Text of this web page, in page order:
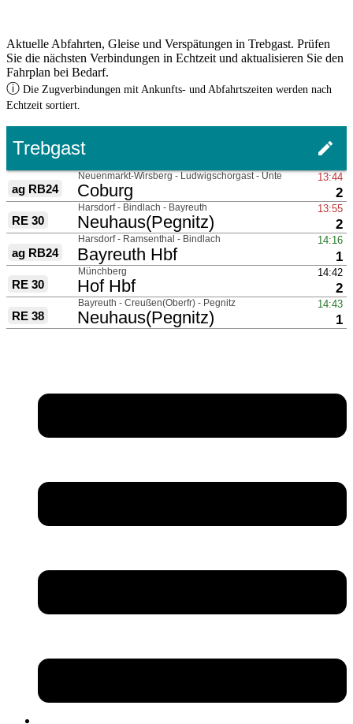
Aktuelle Abfahrten, Gleise und Verspätungen in Trebgast. Prüfen
Sie die nächsten Verbindungen in Echtzeit und aktualisieren Sie den
Fahrplan bei Bedarf.
ⓘ Die Zugverbindungen mit Ankunfts- und Abfahrtszeiten werden nach
Echtzeit sortiert.